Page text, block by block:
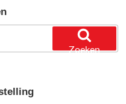
Zoeken